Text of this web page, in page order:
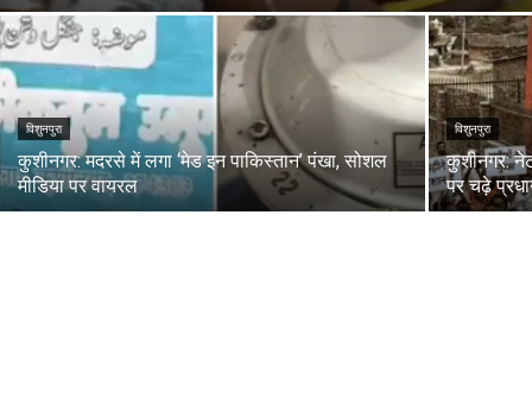
विशुनपुरा
कुशीनगर: मदरसे में लगा ‘मेड इन पाकिस्तान’ पंखा, सोशल
मीडिया पर वायरल
विशुनपुरा
कुशीनगर:
पर चढ़े